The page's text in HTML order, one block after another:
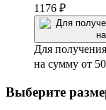
1176 ₽
Для
на сумму от
Выберите